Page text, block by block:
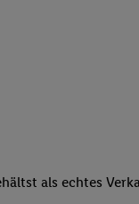
als echtes